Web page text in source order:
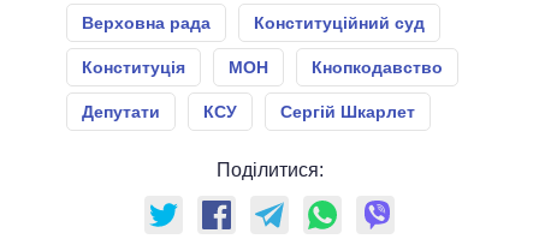
Верховна рада Конституційний суд
Конституція МОН Кнопкодавство
Депутати КСУ Сергій Шкарлет
Поділитися: